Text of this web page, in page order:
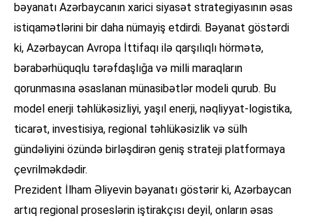
bəyanatı Azərbaycanın xarici siyasət strategiyasının əsas
istiqamətlərini bir daha nümayiş etdirdi. Bəyanat göstərdi
ki, Azərbaycan Avropa İttifaqı ilə qarşılıqlı hörmətə,
bərabərhüquqlu tərəfdaşlığa və milli maraqların
qorunmasına əsaslanan münasibətlər modeli qurub. Bu
model enerji təhlükəsizliyi, yaşıl enerji, nəqliyyat-logistika,
ticarət, investisiya, regional təhlükəsizlik və sülh
gündəliyini özündə birləşdirən geniş strateji platformaya
çevrilməkdədir.
Prezident İlham Əliyevin bəyanatı göstərir ki, Azərbaycan
artıq regional proseslərin iştirakçısı deyil, onların əsas